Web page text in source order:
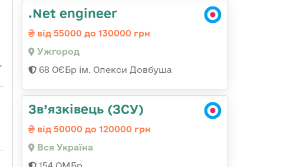
.Net engineer
від 55000 до 130000 грн
Ужгород
68 ОЄБр ім. Олекси Довбуша
Зв’язківець (ЗСУ)
від 50000 до 120000 грн
Вся Україна